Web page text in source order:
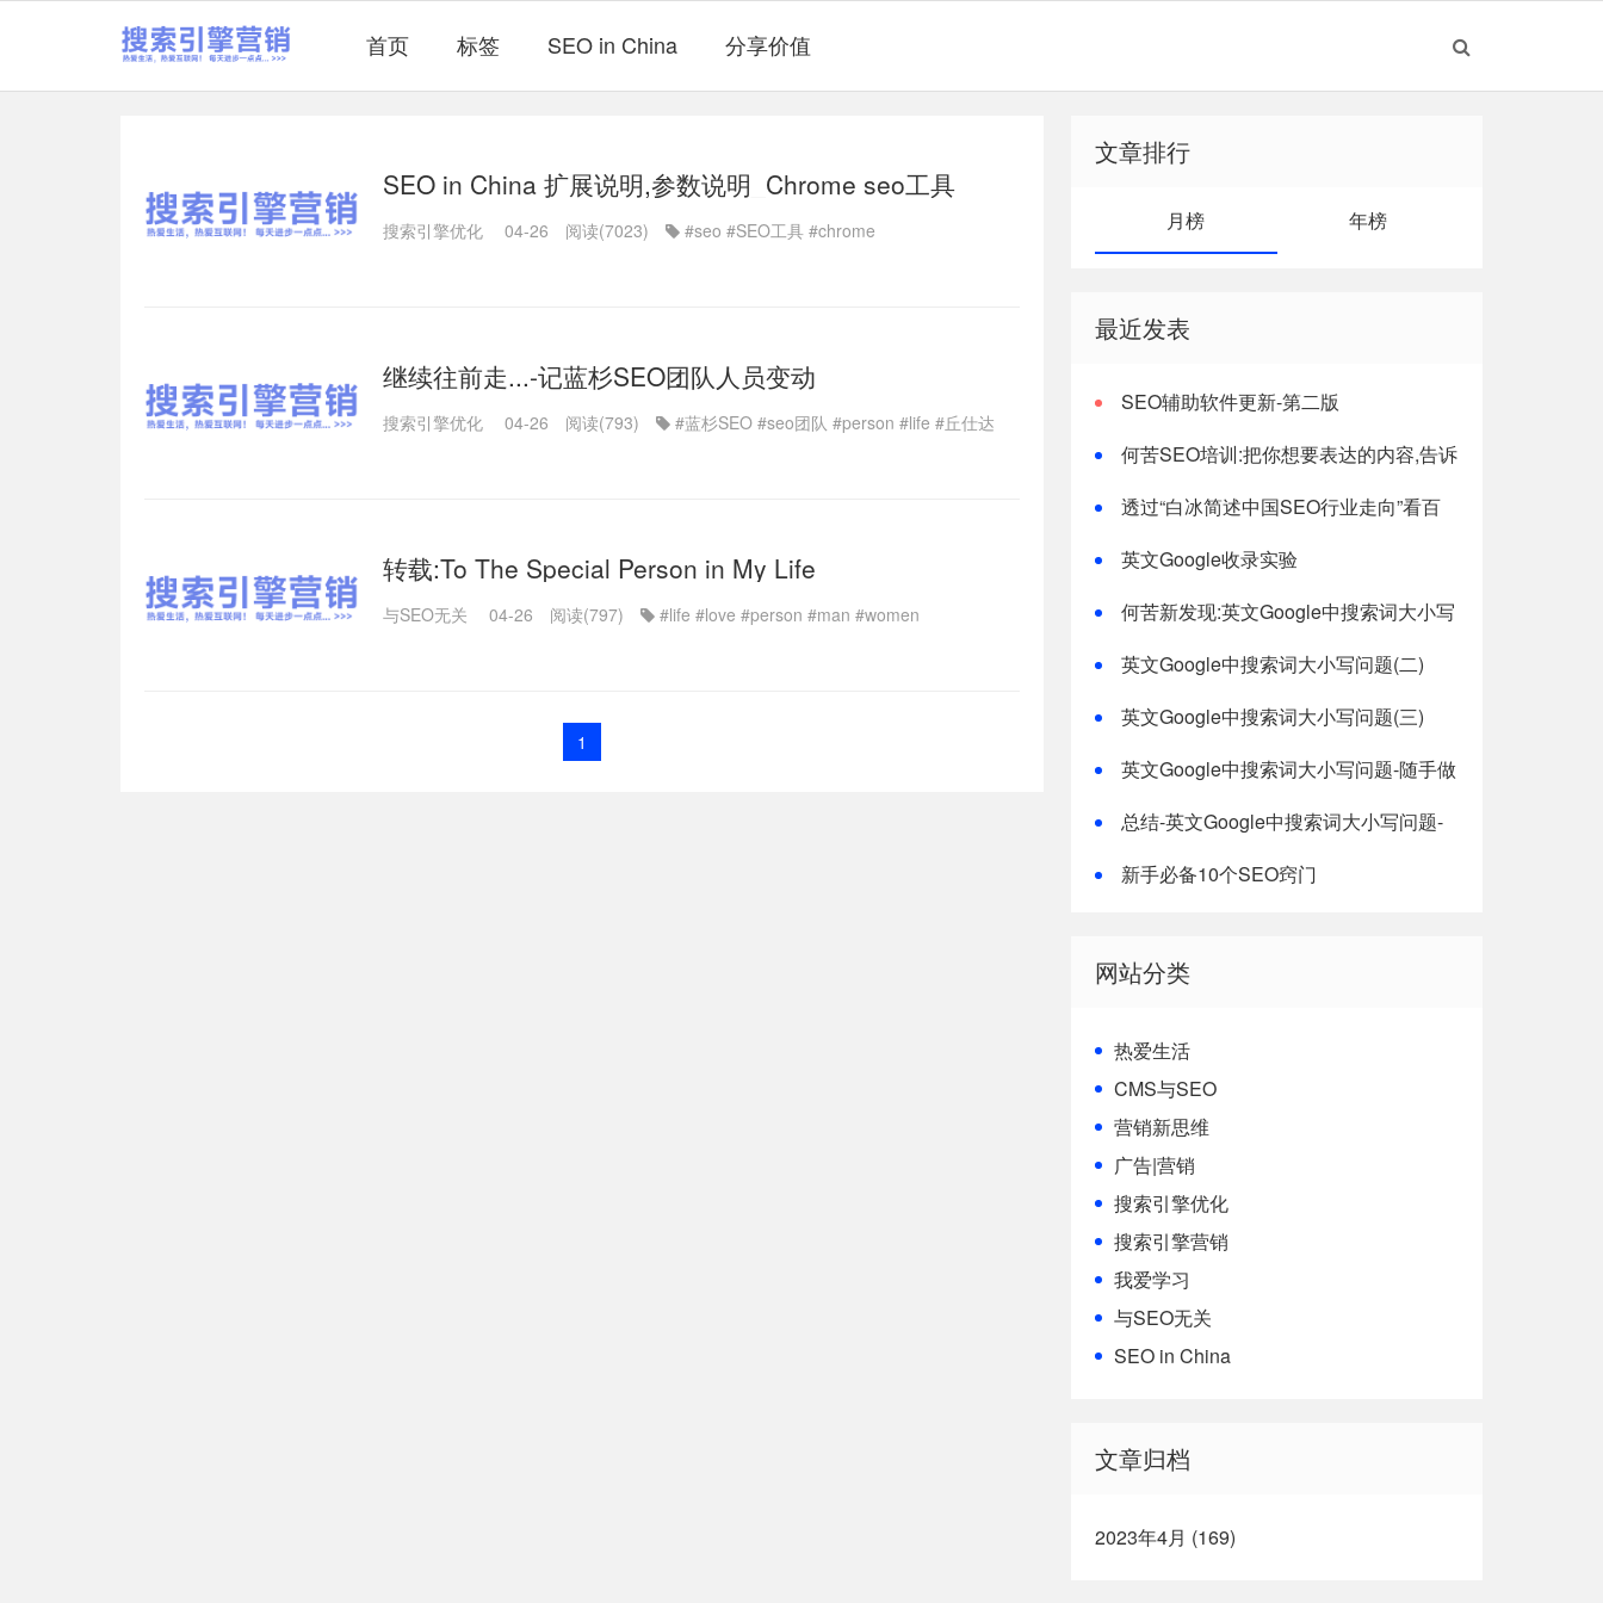
首页 标签 SEO in China 分享价值
SEO in China 扩展说明,参数说明_Chrome seo工具
搜索引擎优化 04-26 阅读(7023) #seo #SEO工具 #chrome
继续往前走...-记蓝杉SEO团队人员变动
搜索引擎优化 04-26 阅读(793) #蓝杉SEO #seo团队 #person #life #丘仕达
转载:To The Special Person in My Life
与SEO无关 04-26 阅读(797) #life #love #person #man #women
1
文章排行
月榜 年榜
最近发表
SEO辅助软件更新-第二版
何苦SEO培训:把你想要表达的内容,告诉
透过“白冰简述中国SEO行业走向”看百
英文Google收录实验
何苦新发现:英文Google中搜索词大小写
英文Google中搜索词大小写问题(二)
英文Google中搜索词大小写问题(三)
英文Google中搜索词大小写问题-随手做
总结-英文Google中搜索词大小写问题-
新手必备10个SEO窍门
网站分类
热爱生活
CMS与SEO
营销新思维
广告|营销
搜索引擎优化
搜索引擎营销
我爱学习
与SEO无关
SEO in China
文章归档
2023年4月 (169)